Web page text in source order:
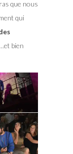
que nous
qui
bien